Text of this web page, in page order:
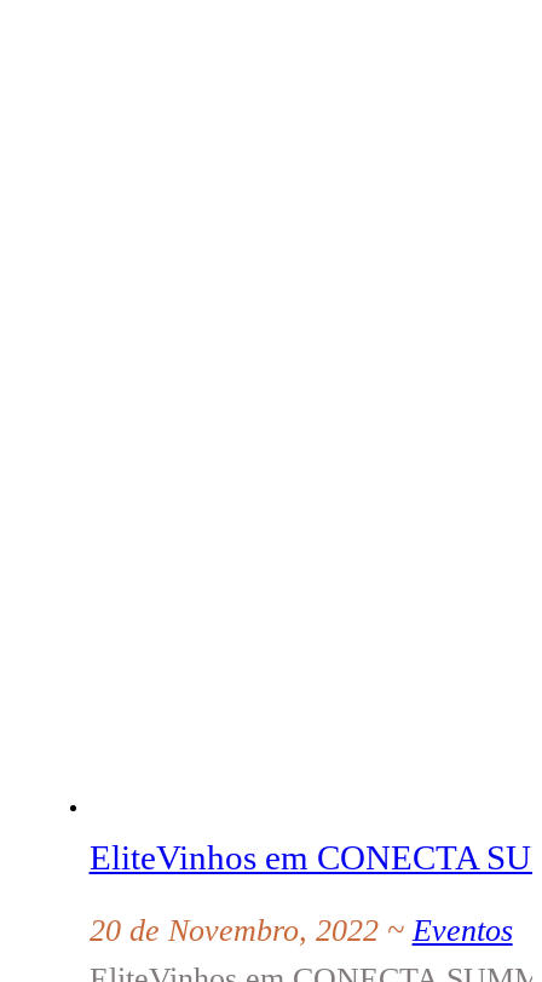
EliteVinhos em CONECTA
20 de Novembro, 2022 ~ Eventos